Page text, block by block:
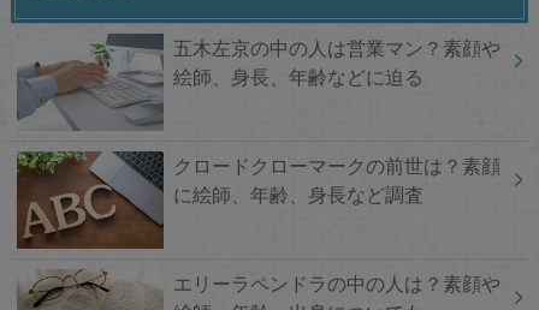
五木左京の中の人は営業マン？素顔や
絵師、身長、年齢などに迫る
クロードクローマークの前世は？素顔
に絵師、年齢、身長など調査
エリーラペンドラの中の人は？素顔や